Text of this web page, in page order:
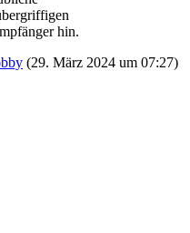
hin.
(29. März 2024 um 07:27)